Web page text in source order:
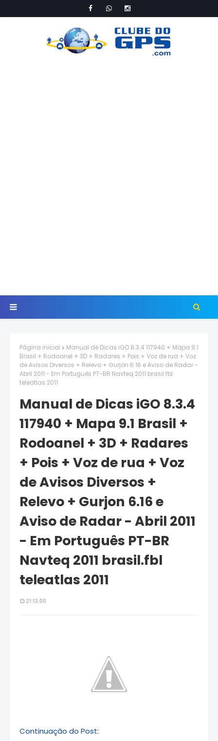
Página inicial
Manual de Dicas iGO 8.3.4 117940 + Mapa 9.1
Brasil + Rodoanel + 3D + Radares + Pois + Voz de rua + Voz
de Avisos Diversos + Relevo + Gurjon 6.16 e Aviso de Radar -
Abril 2011 - Em Português PT-BR Navteq 2011 brasil.fbl
teleatlas 2011
Manual de Dicas iGO 8.3.4
117940 + Mapa 9.1 Brasil +
Rodoanel + 3D + Radares
+ Pois + Voz de rua + Voz
de Avisos Diversos +
Relevo + Gurjon 6.16 e
Aviso de Radar - Abril 2011
- Em Português PT-BR
Navteq 2011 brasil.fbl
teleatlas 2011
21:13:00
Continuação do Post: